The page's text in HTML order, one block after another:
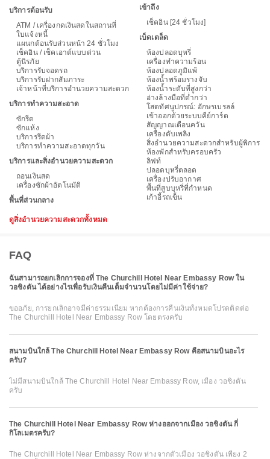
บริการต้อนรับ
ATM / เครื่องกดเงินสดในสถานที่
ใบแจ้งหนี้
แผนกต้อนรับส่วนหน้า 24 ชั่วโมง
เช็คอิน / เช็คเอาต์แบบด่วน
ตู้นิรภัย
บริการรับจอดรถ
บริการรับฝากสัมภาระ
เจ้าหน้าที่บริการอำนวยความสะดวก
บริการทำความสะอาด
ซักรีด
ซักแห้ง
บริการรีดผ้า
บริการทำความสะอาดทุกวัน
บริการและสิ่งอำนวยความสะดวก
ถอนเงินสด
เครื่องซักผ้าอัตโนมัติ
พื้นที่ส่วนกลาง
เข้าถึง
เช็คอิน [24 ชั่วโมง]
เบ็ดเตล็ด
ห้องปลอดบุหรี่
เครื่องทำความร้อน
ห้องปลอดภูมิแพ้
ห้องน้ำพร้อมรางจับ
ห้องน้ำระดับที่สูงกว่า
อ่างล้างมือที่ต่ำกว่า
โสตทัศนูปกรณ์: อักษรเบรลล์
เข้าออกด้วยระบบคีย์การ์ด
สัญญาณเตือนควัน
เครื่องดับเพลิง
สิ่งอำนวยความสะดวกสำหรับผู้พิการ
ห้องพักสำหรับครอบครัว
ลิฟท์
ปลอดบุหรี่ตลอด
เครื่องปรับอากาศ
พื้นที่สูบบุหรี่ที่กำหนด
เก้าอี้รถเข็น
ดูสิ่งอำนวยความสะดวกทั้งหมด
FAQ
ฉันสามารถยกเลิกการจองที่ The Churchill Hotel Near Embassy Row ใน
วอชิงตัน ได้อย่างไรเพื่อรับเงินคืนเต็มจำนวนโดยไม่มีค่าใช้จ่าย?
ขออภัย, การยกเลิกอาจมีค่าธรรมเนียม หากต้องการคืนเงินทั้งหมดโปรดติดต่อ
The Churchill Hotel Near Embassy Row โดยตรงครับ
สนามบินใกล้ The Churchill Hotel Near Embassy Row คือสนามบินอะไร
ครับ?
ไม่มีสนามบินใกล้ The Churchill Hotel Near Embassy Row, เมือง วอชิงตัน
ครับ
The Churchill Hotel Near Embassy Row ห่างออกจากเมือง วอชิงตัน กี่
กิโลเมตรครับ?
The Churchill Hotel Near Embassy Row ห่างจากตัวเมือง วอชิงตัน เพียง 2